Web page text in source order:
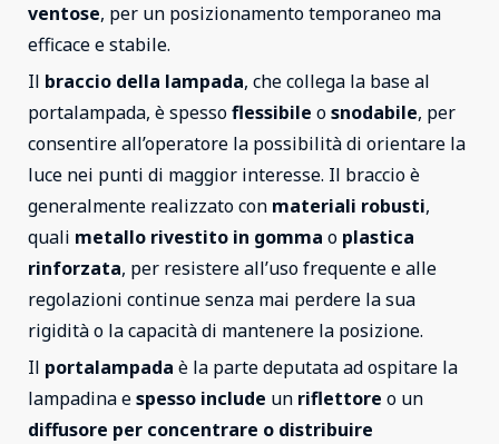
ventose, per un posizionamento temporaneo ma
efficace e stabile.
Il braccio della lampada, che collega la base al
portalampada, è spessoflessibile osnodabile, per
consentire all’operatore la possibilità di orientare la
luce nei punti di maggior interesse. Il braccio è
generalmente realizzato con materiali robusti,
quali metallo rivestito in gomma o plastica
rinforzata, per resistere all’uso frequente e alle
regolazioni continue senza mai perdere la sua
rigidità o la capacità di mantenere la posizione.
Il portalampada è la parte deputata ad ospitare la
lampadina espesso include un riflettore o un
diffusore per concentrare o distribuire